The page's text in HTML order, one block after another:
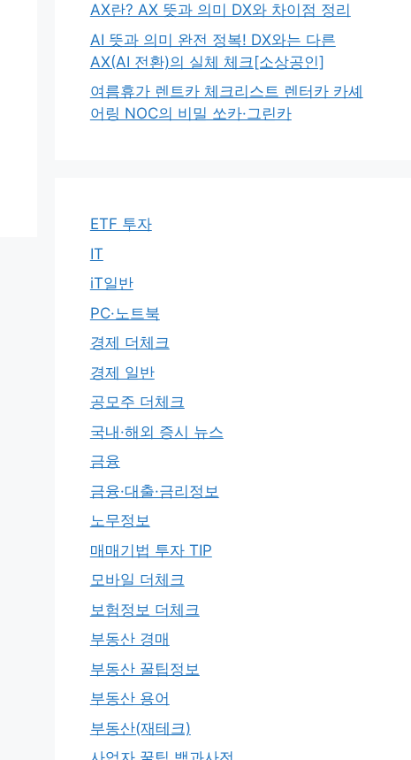
AX란? AX 뜻과 의미 DX와 차이점 정리
AI 뜻과 의미 완전 정복! DX와는 다른
AX(AI 전환)의 실체 체크[소상공인]
여름휴가 렌트카 체크리스트 렌터카 카셰
어링 NOC의 비밀 쏘카·그린카
ETF 투자
IT
iT일반
PC·노트북
경제 더체크
경제 일반
공모주 더체크
국내·해외 증시 뉴스
금융
금융·대출·금리정보
노무정보
매매기법 투자 TIP
모바일 더체크
보험정보 더체크
부동산 경매
부동산 꿀팁정보
부동산 용어
부동산(재테크)